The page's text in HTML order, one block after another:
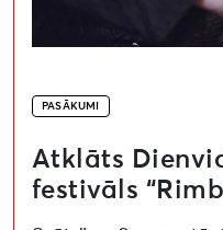
PASĀKUMI
Atklāts
festivāls